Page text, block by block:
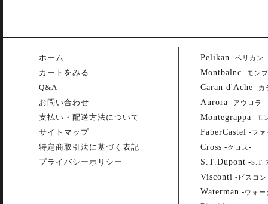
ホーム
カートをみる
Q&A
お問い合わせ
支払い・配送方法について
サイトマップ
特定商取引法に基づく表記
プライバシーポリシー
Pelikan -ペリカン-
Montbalnc -モン
Caran d'Ache -カ
Aurora -アウロラ -
Montegrappa -モ
FaberCastel -ファ
Cross -クロス -
S.T.Dupont -S.T.
Visconti - ビスコ
Waterman -ウォー